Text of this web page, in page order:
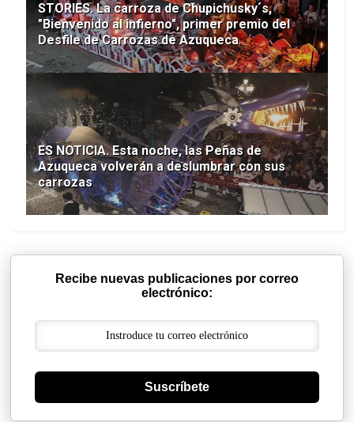
STORIES. La carroza de Chupichusky´s,
"Bienvenido al infierno", primer premio del
Desfile de Carrozas de Azuqueca
ES NOTICIA. Esta noche, las Peñas de
Azuqueca volverán a deslumbrar con sus
carrozas
Recibe nuevas publicaciones por correo
electrónico:
Suscríbete